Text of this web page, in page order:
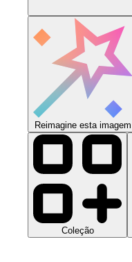
Reimagine esta imagem
Coleção